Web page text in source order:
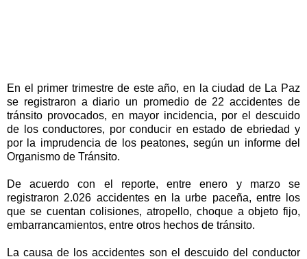
En el primer trimestre de este año, en la ciudad de La Paz
se registraron a diario un promedio de 22 accidentes de
tránsito provocados, en mayor incidencia, por el descuido
de los conductores, por conducir en estado de ebriedad y
por la imprudencia de los peatones, según un informe del
Organismo de Tránsito.
De acuerdo con el reporte, entre enero y marzo se
registraron 2.026 accidentes en la urbe paceña, entre los
que se cuentan colisiones, atropello, choque a objeto fijo,
embarrancamientos, entre otros hechos de tránsito.
La causa de los accidentes son el descuido del conductor